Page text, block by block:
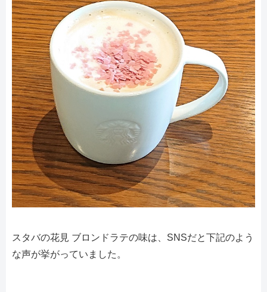
スタバの花見 ブロンドラテの味は、SNSだと下記のよう
な声が挙がっていました。